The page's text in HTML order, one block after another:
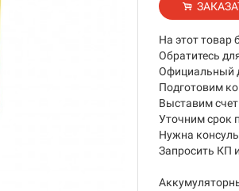
На этот товар
Обратитесь
Официальный
Подготовим
Выставим
Уточним срок
Нужна
Запросить КП